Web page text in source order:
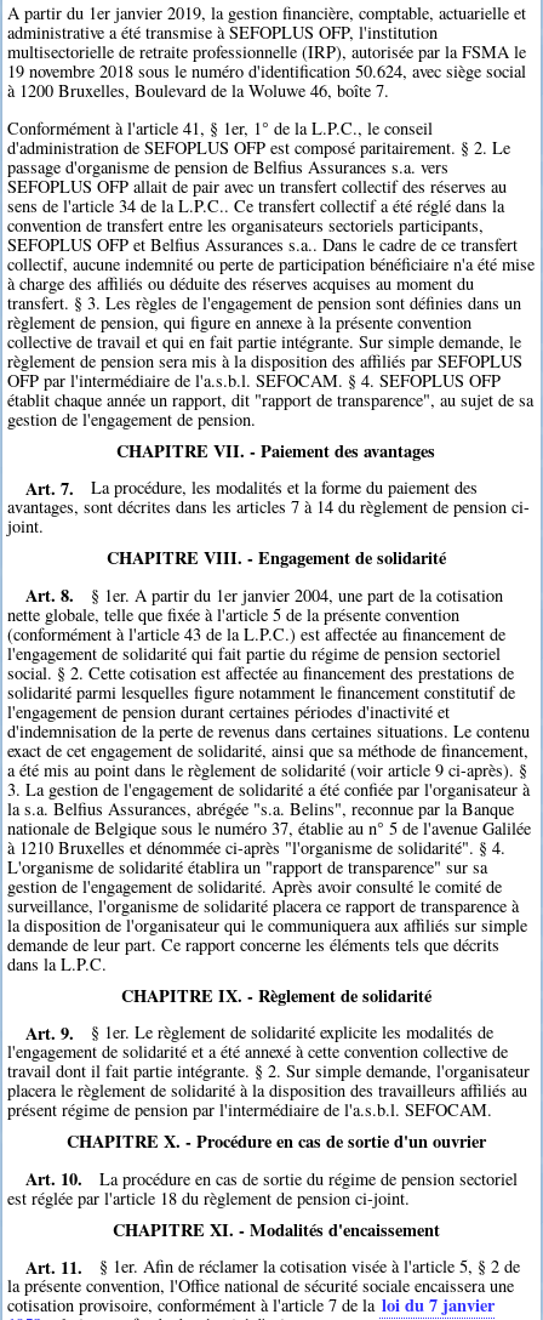
A partir du 1er janvier 2019, la gestion financière, comptable, actuarielle et
administrative a été transmise à SEFOPLUS OFP, l'institution
multisectorielle de retraite professionnelle (IRP), autorisée par la FSMA le
19 novembre 2018 sous le numéro d'identification 50.624, avec siège social
à 1200 Bruxelles, Boulevard de la Woluwe 46, boîte 7.
Conformément à l'article 41, § 1er, 1° de la L.P.C., le conseil
d'administration de SEFOPLUS OFP est composé paritairement. § 2. Le
passage d'organisme de pension de Belfius Assurances s.a. vers
SEFOPLUS OFP allait de pair avec un transfert collectif des réserves au
sens de l'article 34 de la L.P.C.. Ce transfert collectif a été réglé dans la
convention de transfert entre les organisateurs sectoriels participants,
SEFOPLUS OFP et Belfius Assurances s.a.. Dans le cadre de ce transfert
collectif, aucune indemnité ou perte de participation bénéficiaire n'a été mise
à charge des affiliés ou déduite des réserves acquises au moment du
transfert. § 3. Les règles de l'engagement de pension sont définies dans un
règlement de pension, qui figure en annexe à la présente convention
collective de travail et qui en fait partie intégrante. Sur simple demande, le
règlement de pension sera mis à la disposition des affiliés par SEFOPLUS
OFP par l'intermédiaire de l'a.s.b.l. SEFOCAM. § 4. SEFOPLUS OFP
établit chaque année un rapport, dit "rapport de transparence", au sujet de sa
gestion de l'engagement de pension.
CHAPITRE VII. - Paiement des avantages
Art. 7.
La procédure, les modalités et la forme du paiement des
avantages, sont décrites dans les articles 7 à 14 du règlement de pension ci-
joint.
CHAPITRE VIII. - Engagement de solidarité
Art. 8.
§ 1er. A partir du 1er janvier 2004, une part de la cotisation
nette globale, telle que fixée à l'article 5 de la présente convention
(conformément à l'article 43 de la L.P.C.) est affectée au financement de
l'engagement de solidarité qui fait partie du régime de pension sectoriel
social. § 2. Cette cotisation est affectée au financement des prestations de
solidarité parmi lesquelles figure notamment le financement constitutif de
l'engagement de pension durant certaines périodes d'inactivité et
d'indemnisation de la perte de revenus dans certaines situations. Le contenu
exact de cet engagement de solidarité, ainsi que sa méthode de financement,
a été mis au point dans le règlement de solidarité (voir article 9 ci-après). §
3. La gestion de l'engagement de solidarité a été confiée par l'organisateur à
la s.a. Belfius Assurances, abrégée "s.a. Belins", reconnue par la Banque
nationale de Belgique sous le numéro 37, établie au n° 5 de l'avenue Galilée
à 1210 Bruxelles et dénommée ci-après "l'organisme de solidarité". § 4.
L'organisme de solidarité établira un "rapport de transparence" sur sa
gestion de l'engagement de solidarité. Après avoir consulté le comité de
surveillance, l'organisme de solidarité placera ce rapport de transparence à
la disposition de l'organisateur qui le communiquera aux affiliés sur simple
demande de leur part. Ce rapport concerne les éléments tels que décrits
dans la L.P.C.
CHAPITRE IX. - Règlement de solidarité
Art. 9.
§ 1er. Le règlement de solidarité explicite les modalités de
l'engagement de solidarité et a été annexé à cette convention collective de
travail dont il fait partie intégrante. § 2. Sur simple demande, l'organisateur
placera le règlement de solidarité à la disposition des travailleurs affiliés au
présent régime de pension par l'intermédiaire de l'a.s.b.l. SEFOCAM.
CHAPITRE X. - Procédure en cas de sortie d'un ouvrier
Art. 10.
La procédure en cas de sortie du régime de pension sectoriel
est réglée par l'article 18 du règlement de pension ci-joint.
CHAPITRE XI. - Modalités d'encaissement
Art. 11.
§ 1er. Afin de réclamer la cotisation visée à l'article 5, § 2 de
la présente convention, l'Office national de sécurité sociale encaissera une
cotisation provisoire, conformément à l'article 7 de la loi du 7 janvier